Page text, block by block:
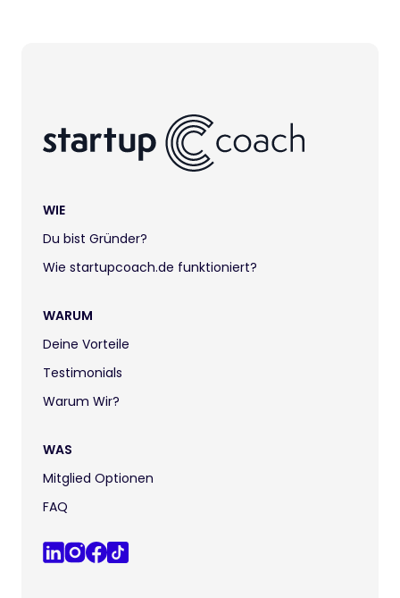
WIE
Du bist Gründer?
Wie startupcoach.de funktioniert?
WARUM
Deine Vorteile
Testimonials
Warum Wir?
WAS
Mitglied Optionen
FAQ